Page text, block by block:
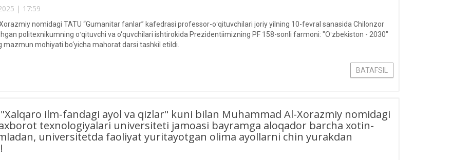
| 17:59
nomidagi TATU “Gumanitar fanlar” kafedrasi professor-oʻqituvchilari joriy yilning 10-fevral sanasida Chilonzor
politexnikumning oʻqituvchi va o‘quvchilari ishtirokida Prezidentiimizning PF 158-sonli farmoni: "Oʻzbekiston - 2030"
mohiyati bo‘yicha mahorat darsi tashkil etildi.
BATAFSIL
ilm-fandagi ayol va qizlar" kuni bilan Muhammad Al-Xorazmiy nomidagi
texnologiyalari universiteti jamoasi bayramga aloqador barcha xotin-
universitetda faoliyat yuritayotgan olima ayollarni chin yurakdan